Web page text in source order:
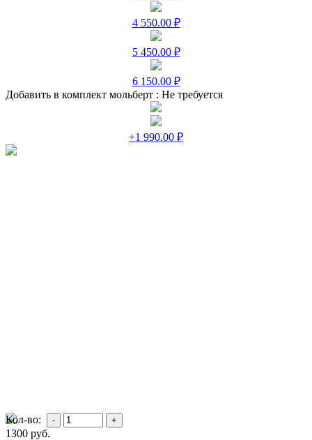
4 550.00 ₽
5 450.00 ₽
6 150.00 ₽
Добавить в комплект мольберт : Не требуется
+1 990.00 ₽
Кол-во:
1300 руб.